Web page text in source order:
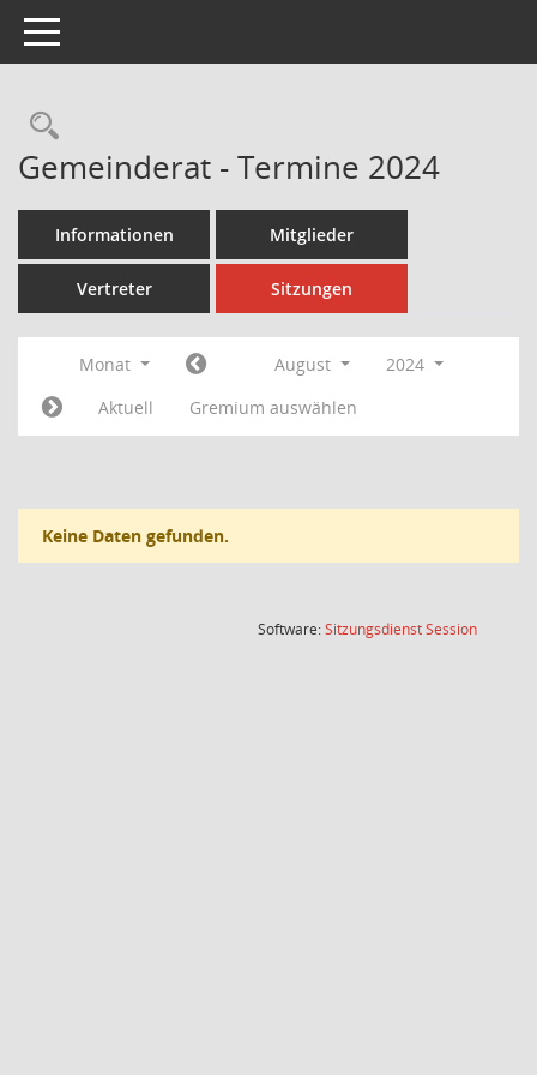
Toggle navigation
Rechercheauswahl
Gemeinderat - Termine 2024
Informationen Mitglieder
Vertreter Sitzungen
Monat August
2024
Aktuell
Gremium auswählen
Keine Daten gefunden.
Software:SitzungsdienstSession(Wird in